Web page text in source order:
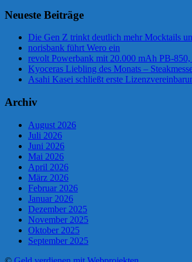
Neueste Beiträge
Die Gen Z trinkt deutlich mehr Mocktails
norisbank führt Wero ein
revolt Powerbank mit 20.000 mAh PB-
Kyoceras Liebling des Monats –
Asahi Kasei schließt erste
Archiv
August 2026
Juli 2026
Juni 2026
Mai 2026
April 2026
März 2026
Februar 2026
Januar 2026
Dezember 2025
November 2025
Oktober 2025
September 2025